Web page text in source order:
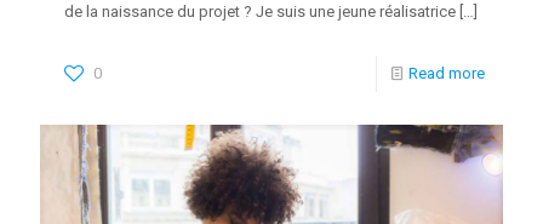
de la naissance du projet ? Je suis une jeune réalisatrice […]
0 Read more